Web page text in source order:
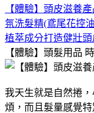
【體驗】頭皮滋養
氛洗髮精(鳶尾花控
植萃成分打造健壯
【體驗】頭髮用品
我天生就是自然捲
煩，而且髮量感覺